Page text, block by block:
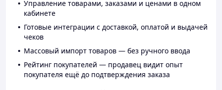
Управление товарами, заказами и ценами в одном
кабинете
Готовые интеграции с доставкой, оплатой и выдачей
чеков
Массовый импорт товаров — без ручного ввода
Рейтинг покупателей — продавец видит опыт
покупателя ещё до подтверждения заказа